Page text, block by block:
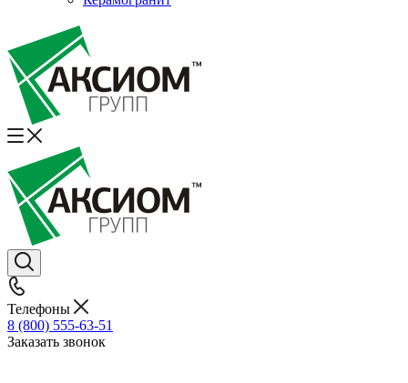
Телефоны
8 (800) 555-63-51
Заказать звонок